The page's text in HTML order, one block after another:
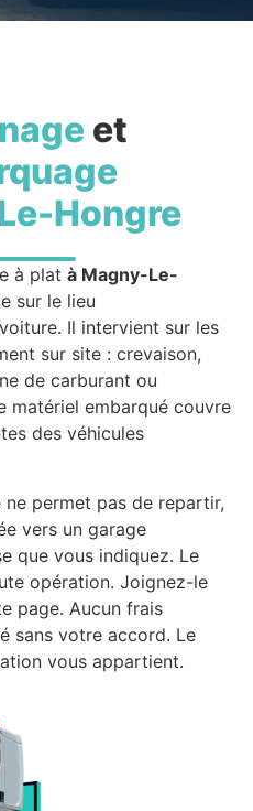
et
Hongre
à plat à Magny-Le-
sur le lieu
Il intervient sur les
sur site : crevaison,
de carburant ou
matériel embarqué couvre
des véhicules
ne permet pas de repartir,
vers un garage
que vous indiquez. Le
opération. Joignez-le
page. Aucun frais
sans votre accord. Le
vous appartient.